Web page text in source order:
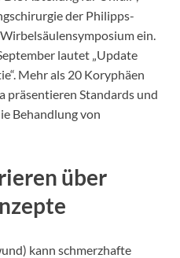
der Philipps-
ein.
lautet „Update
Mehr als 20 Koryphäen
präsentieren Standards und
Behandlung von
über
kann schmerzhafte